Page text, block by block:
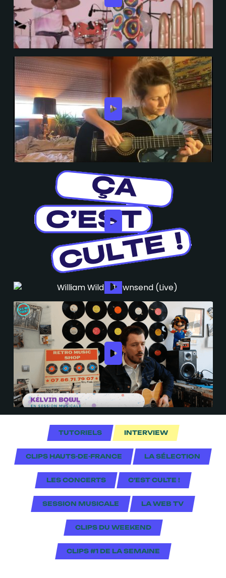
TUTORIELS INTERVIEW
CLIPS HAUTS-DE-FRANCE LA SÉLECTION
LES CONCERTS C'EST CULTE !
SESSION MUSICALE LA WEB TV
CLIPS DU WEEKEND
CLIPS #1 DE LA SEMAINE